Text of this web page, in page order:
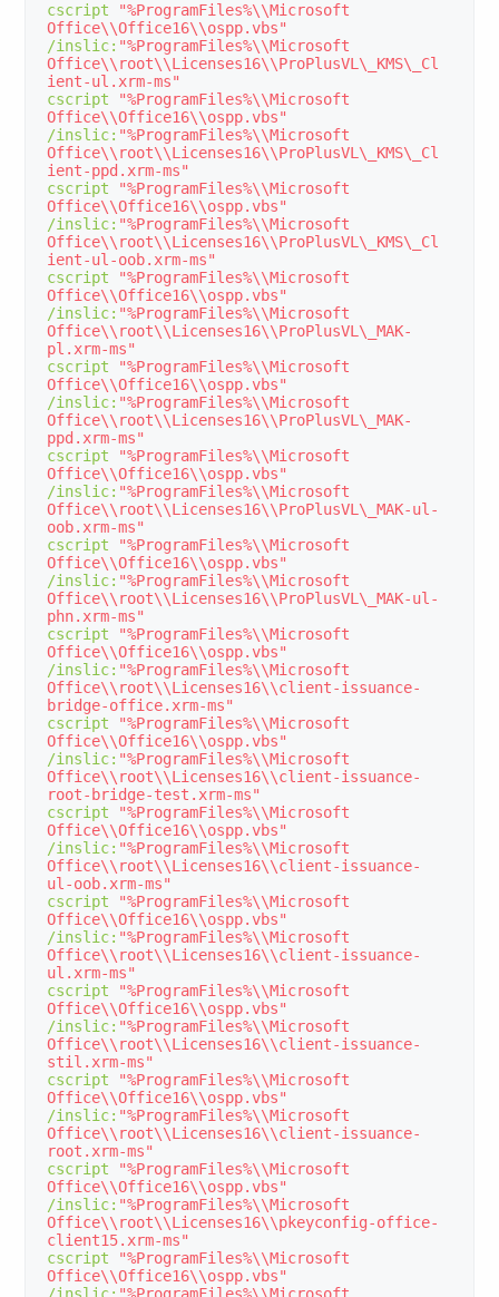
cscript
"%ProgramFiles%\\Microsoft
Office\\Office16\\ospp.vbs"
/inslic: "%ProgramFiles%\\Microsoft
Office\\root\\Licenses16\\ProPlusVL\_KMS\_Cl
ient-ul.xrm-ms"
cscript
"%ProgramFiles%\\Microsoft
Office\\Office16\\ospp.vbs"
/inslic: "%ProgramFiles%\\Microsoft
Office\\root\\Licenses16\\ProPlusVL\_KMS\_Cl
ient-ppd.xrm-ms"
cscript
"%ProgramFiles%\\Microsoft
Office\\Office16\\ospp.vbs"
/inslic: "%ProgramFiles%\\Microsoft
Office\\root\\Licenses16\\ProPlusVL\_KMS\_Cl
ient-ul-oob.xrm-ms"
cscript
"%ProgramFiles%\\Microsoft
Office\\Office16\\ospp.vbs"
/inslic: "%ProgramFiles%\\Microsoft
Office\\root\\Licenses16\\ProPlusVL\_MAK-
pl.xrm-ms"
cscript
"%ProgramFiles%\\Microsoft
Office\\Office16\\ospp.vbs"
/inslic: "%ProgramFiles%\\Microsoft
Office\\root\\Licenses16\\ProPlusVL\_MAK-
ppd.xrm-ms"
cscript
"%ProgramFiles%\\Microsoft
Office\\Office16\\ospp.vbs"
/inslic: "%ProgramFiles%\\Microsoft
Office\\root\\Licenses16\\ProPlusVL\_MAK-ul-
oob.xrm-ms"
cscript
"%ProgramFiles%\\Microsoft
Office\\Office16\\ospp.vbs"
/inslic: "%ProgramFiles%\\Microsoft
Office\\root\\Licenses16\\ProPlusVL\_MAK-ul-
phn.xrm-ms"
cscript
"%ProgramFiles%\\Microsoft
Office\\Office16\\ospp.vbs"
/inslic: "%ProgramFiles%\\Microsoft
Office\\root\\Licenses16\\client-issuance-
bridge-office.xrm-ms"
cscript
"%ProgramFiles%\\Microsoft
Office\\Office16\\ospp.vbs"
/inslic: "%ProgramFiles%\\Microsoft
Office\\root\\Licenses16\\client-issuance-
root-bridge-test.xrm-ms"
cscript
"%ProgramFiles%\\Microsoft
Office\\Office16\\ospp.vbs"
/inslic: "%ProgramFiles%\\Microsoft
Office\\root\\Licenses16\\client-issuance-
ul-oob.xrm-ms"
cscript
"%ProgramFiles%\\Microsoft
Office\\Office16\\ospp.vbs"
/inslic: "%ProgramFiles%\\Microsoft
Office\\root\\Licenses16\\client-issuance-
ul.xrm-ms"
cscript
"%ProgramFiles%\\Microsoft
Office\\Office16\\ospp.vbs"
/inslic: "%ProgramFiles%\\Microsoft
Office\\root\\Licenses16\\client-issuance-
stil.xrm-ms"
cscript
"%ProgramFiles%\\Microsoft
Office\\Office16\\ospp.vbs"
/inslic: "%ProgramFiles%\\Microsoft
Office\\root\\Licenses16\\client-issuance-
root.xrm-ms"
cscript
"%ProgramFiles%\\Microsoft
Office\\Office16\\ospp.vbs"
/inslic: "%ProgramFiles%\\Microsoft
Office\\root\\Licenses16\\pkeyconfig-office-
client15.xrm-ms"
cscript
"%ProgramFiles%\\Microsoft
Office\\Office16\\ospp.vbs"